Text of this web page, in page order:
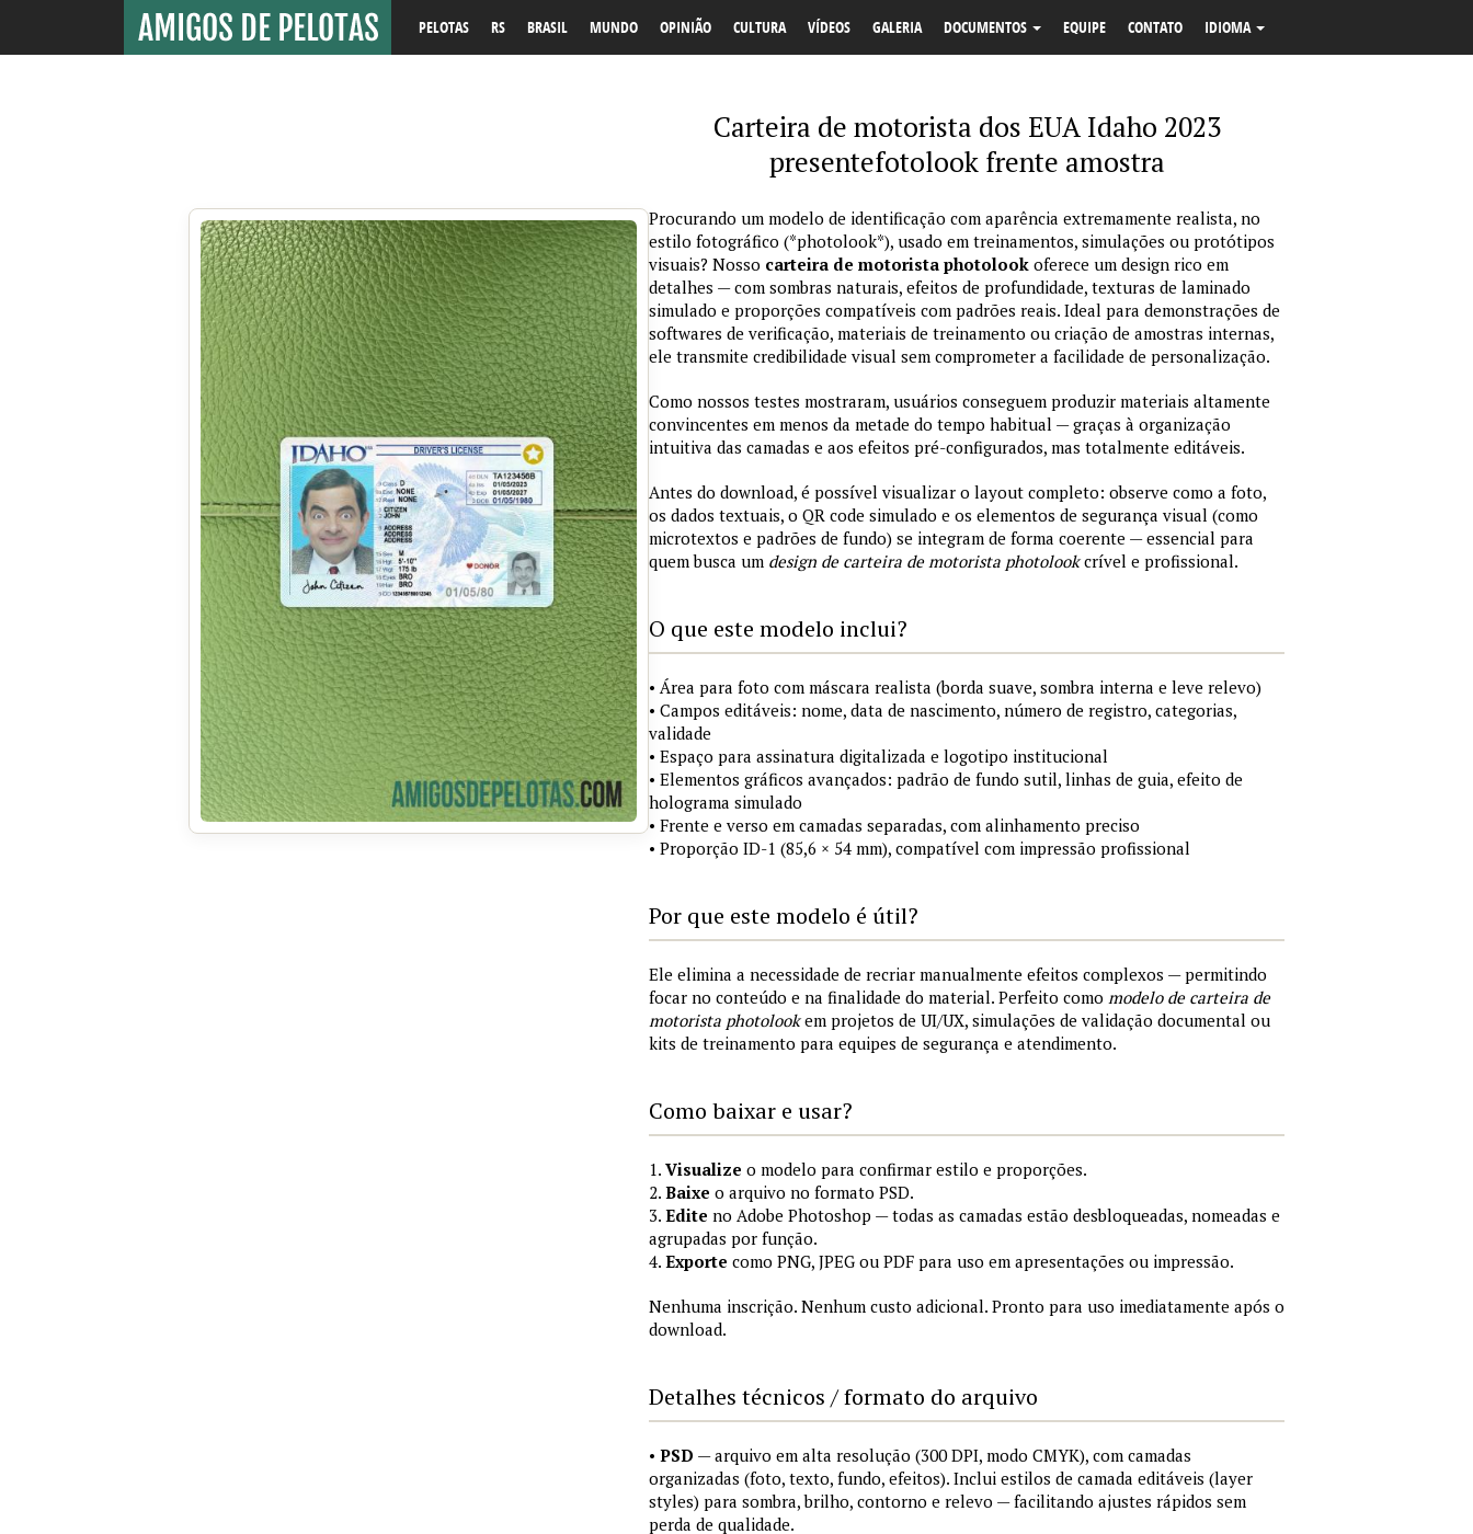
PELOTAS RS BRASIL MUNDO OPINIÃO CULTURA VÍDEOS GALERIA DOCUMENTOS EQUIPE CONTATO IDIOMA
Carteira de motorista dos EUA Idaho 2023
presentefotolook frente amostra
Procurando um modelo de identificação com aparência extremamente realista, no
estilo fotográfico (*photolook*), usado em treinamentos, simulações ou protótipos
visuais? Nosso carteira de motorista photolook oferece um design rico em
detalhes — com sombras naturais, efeitos de profundidade, texturas de laminado
simulado e proporções compatíveis com padrões reais. Ideal para demonstrações de
softwares de verificação, materiais de treinamento ou criação de amostras internas,
ele transmite credibilidade visual sem comprometer a facilidade de personalização.
Como nossos testes mostraram, usuários conseguem produzir materiais altamente
convincentes em menos da metade do tempo habitual — graças à organização
intuitiva das camadas e aos efeitos pré-configurados, mas totalmente editáveis.
Antes do download, é possível visualizar o layout completo: observe como a foto,
os dados textuais, o QR code simulado e os elementos de segurança visual (como
microtextos e padrões de fundo) se integram de forma coerente — essencial para
quem busca um design de carteira de motorista photolookcrível e profissional.
O que este modelo inclui?
• Área para foto com máscara realista (borda suave, sombra interna e leve relevo)
• Campos editáveis: nome, data de nascimento, número de registro, categorias,
validade
• Espaço para assinatura digitalizada e logotipo institucional
• Elementos gráficos avançados: padrão de fundo sutil, linhas de guia, efeito de
holograma simulado
• Frente e verso em camadas separadas, com alinhamento preciso
• Proporção ID-1 (85,6 × 54 mm), compatível com impressão profissional
Por que este modelo é útil?
Ele elimina a necessidade de recriar manualmente efeitos complexos — permitindo
focar no conteúdo e na finalidade do material. Perfeito como modelo de carteira de
motorista photolookem projetos de UI/UX, simulações de validação documental ou
kits de treinamento para equipes de segurança e atendimento.
Como baixar e usar?
1. Visualize o modelo para confirmar estilo e proporções.
2. Baixe o arquivo no formato PSD.
3. Edite no Adobe Photoshop — todas as camadas estão desbloqueadas, nomeadas e
agrupadas por função.
4. Exporte como PNG, JPEG ou PDF para uso em apresentações ou impressão.
Nenhuma inscrição. Nenhum custo adicional. Pronto para uso imediatamente após o
download.
Detalhes técnicos / formato do arquivo
• PSD — arquivo em alta resolução (300 DPI, modo CMYK), com camadas
organizadas (foto, texto, fundo, efeitos). Inclui estilos de camada editáveis (layer
styles) para sombra, brilho, contorno e relevo — facilitando ajustes rápidos sem
perda de qualidade.